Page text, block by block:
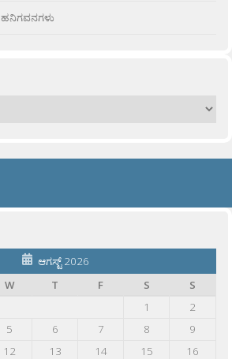
ಹನಿಗವನಗಳು
ಆಗಸ್ಟ್ 2026
W T F S
S
1
2
5 6 7 8
9
12 13 14 15
16